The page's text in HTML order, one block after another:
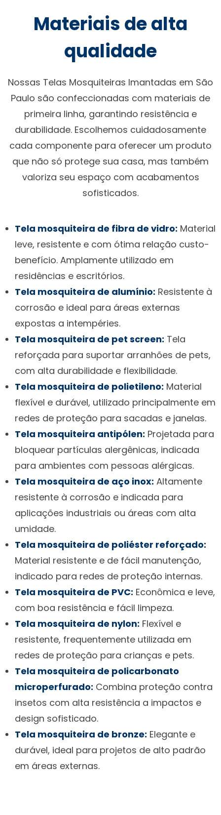
Materiais de alta
qualidade
Nossas Telas Mosquiteiras Imantadas em São
Paulo são confeccionadas com materiais de
primeira linha, garantindo resistência e
durabilidade. Escolhemos cuidadosamente
cada componente para oferecer um produto
que não só protege sua casa, mas também
valoriza seu espaço com acabamentos
sofisticados.
Tela mosquiteira de fibra de vidro: Material
leve, resistente e com ótima relação custo-
benefício. Amplamente utilizado em
residências e escritórios.
Tela mosquiteira de alumínio: Resistente à
corrosão e ideal para áreas externas
expostas a intempéries.
Tela mosquiteira de pet screen: Tela
reforçada para suportar arranhões de pets,
com alta durabilidade e flexibilidade.
Tela mosquiteira de polietileno: Material
flexível e durável, utilizado principalmente em
redes de proteção para sacadas e janelas.
Tela mosquiteira antipólen: Projetada para
bloquear partículas alergênicas, indicada
para ambientes com pessoas alérgicas.
Tela mosquiteira de aço inox: Altamente
resistente à corrosão e indicada para
aplicações industriais ou áreas com alta
umidade.
Tela mosquiteira de poliéster reforçado:
Material resistente e de fácil manutenção,
indicado para redes de proteção internas.
Tela mosquiteira de PVC: Econômica e leve,
com boa resistência e fácil limpeza.
Tela mosquiteira de nylon: Flexível e
resistente, frequentemente utilizada em
redes de proteção para crianças e pets.
Tela mosquiteira de policarbonato
microperfurado: Combina proteção contra
insetos com alta resistência a impactos e
design sofisticado.
Tela mosquiteira de bronze: Elegante e
durável, ideal para projetos de alto padrão
em áreas externas.